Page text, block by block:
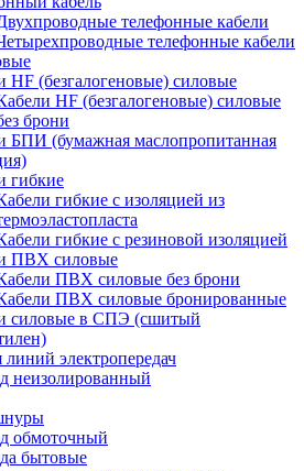
телефонные кабели
телефонные кабели
HF (безгалогеновые) силовые
HF (безгалогеновые) силовые
брони
БПИ (бумажная маслопропитанная
гибкие
гибкие с изоляцией из
гибкие с резиновой изоляцией
ПВХ силовые
ПВХ силовые без брони
ПВХ силовые бронированные
силовые в СПЭ (сшитый
электропередач
неизолированный
обмоточный
бытовые